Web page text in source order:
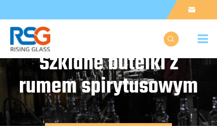


Szklane butelki z
rumem spirytusowym